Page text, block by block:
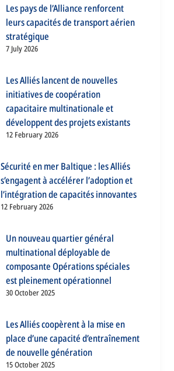
Les pays de l’Alliance renforcent
leurs capacités de transport aérien
stratégique
7 July 2026
Les Alliés lancent de nouvelles
initiatives de coopération
capacitaire multinationale et
développent des projets existants
12 February 2026
Sécurité en mer Baltique : les Alliés
s’engagent à accélérer l’adoption et
l’intégration de capacités innovantes
12 February 2026
Un nouveau quartier général
multinational déployable de
composante Opérations spéciales
est pleinement opérationnel
30 October 2025
Les Alliés coopèrent à la mise en
place d’une capacité d’entraînement
de nouvelle génération
15 October 2025